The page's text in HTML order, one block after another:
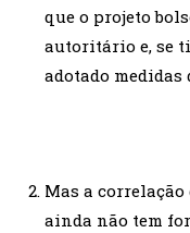
que o projeto
autoritário e, se
adotado medidas
Mas a
ainda não tem